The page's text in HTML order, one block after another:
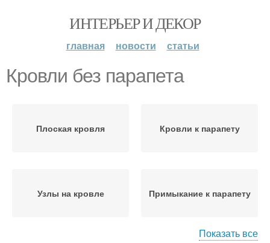
ИНТЕРЬЕР И ДЕКОР
главная новости статьи
Кровли без парапета
Плоская кровля Кровли к парапету
Узлы на кровле Примыкание к парапету
Показать все